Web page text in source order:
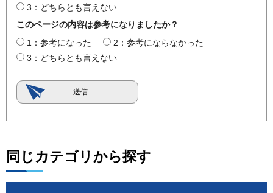
3：どちらとも言えない
このページの内容は参考になりましたか？
1：参考になった
2：参考にならなかった
3：どちらとも言えない
同じカテゴリから探す